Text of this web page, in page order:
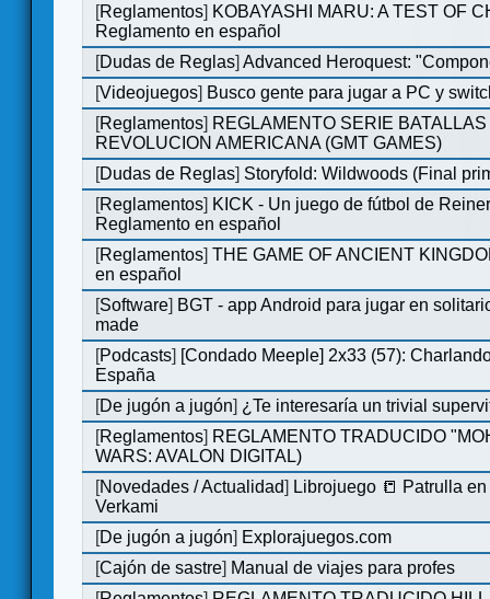
[Reglamentos] KOBAYASHI MARU: A TEST OF
Reglamento en español
[Dudas de Reglas]Advanced Heroquest:
[Videojuegos] Busco gente para jugar a PC y
[Reglamentos] REGLAMENTO SERIE
REVOLUCION AMERICANA (GMT GAMES)
[Dudas de Reglas] Storyfold: Wildwoods (Final
[Reglamentos] KICK - Un juego de fútbol de
Reglamento en español
[Reglamentos]THE GAME OF ANCIENT
en español
[Software] BGT - app Android para jugar en
made
[Podcasts] [Condado Meeple] 2x33 (57):
España
[De jugón a jugón] ¿Te interesaría un trivial
[Reglamentos] REGLAMENTO TRADUCIDO
WARS: AVALON DIGITAL)
[Novedades / Actualidad] Librojuego 📒 Patrulla
Verkami
[De jugón a jugón] Explorajuegos.com
[Cajón de sastre] Manual de viajes para profes